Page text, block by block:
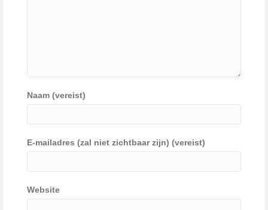
Naam (vereist)
E-mailadres (zal niet zichtbaar zijn) (vereist)
Website